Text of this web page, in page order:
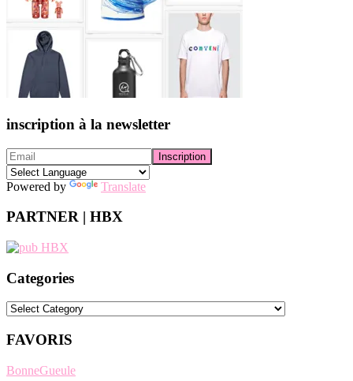
inscription à la newsletter
Powered by Translate
PARTNER | HBX
Categories
Categories
FAVORIS
BonneGueule